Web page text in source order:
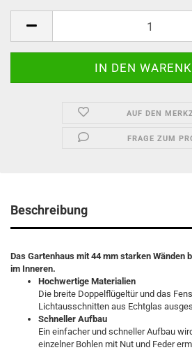
AUF DEN
FRAGE ZUM
Beschreibung
Das Gartenhaus mit 44 mm starken Wänden
im Inneren.
Hochwertige Materialien
Die breite Doppelflügeltür und das
Lichtausschnitten aus Echtglas
Schneller Aufbau
Ein einfacher und schneller Aufbau
einzelner Bohlen mit Nut und Feder